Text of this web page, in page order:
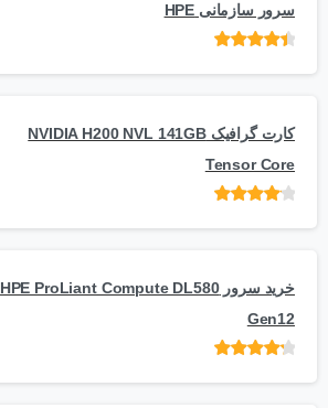
سرور سازمانی HPE
کارت گرافیک NVIDIA H200 NVL 141GB
Tensor Core
5
خرید سرور HPE ProLiant Compute DL580
Gen12